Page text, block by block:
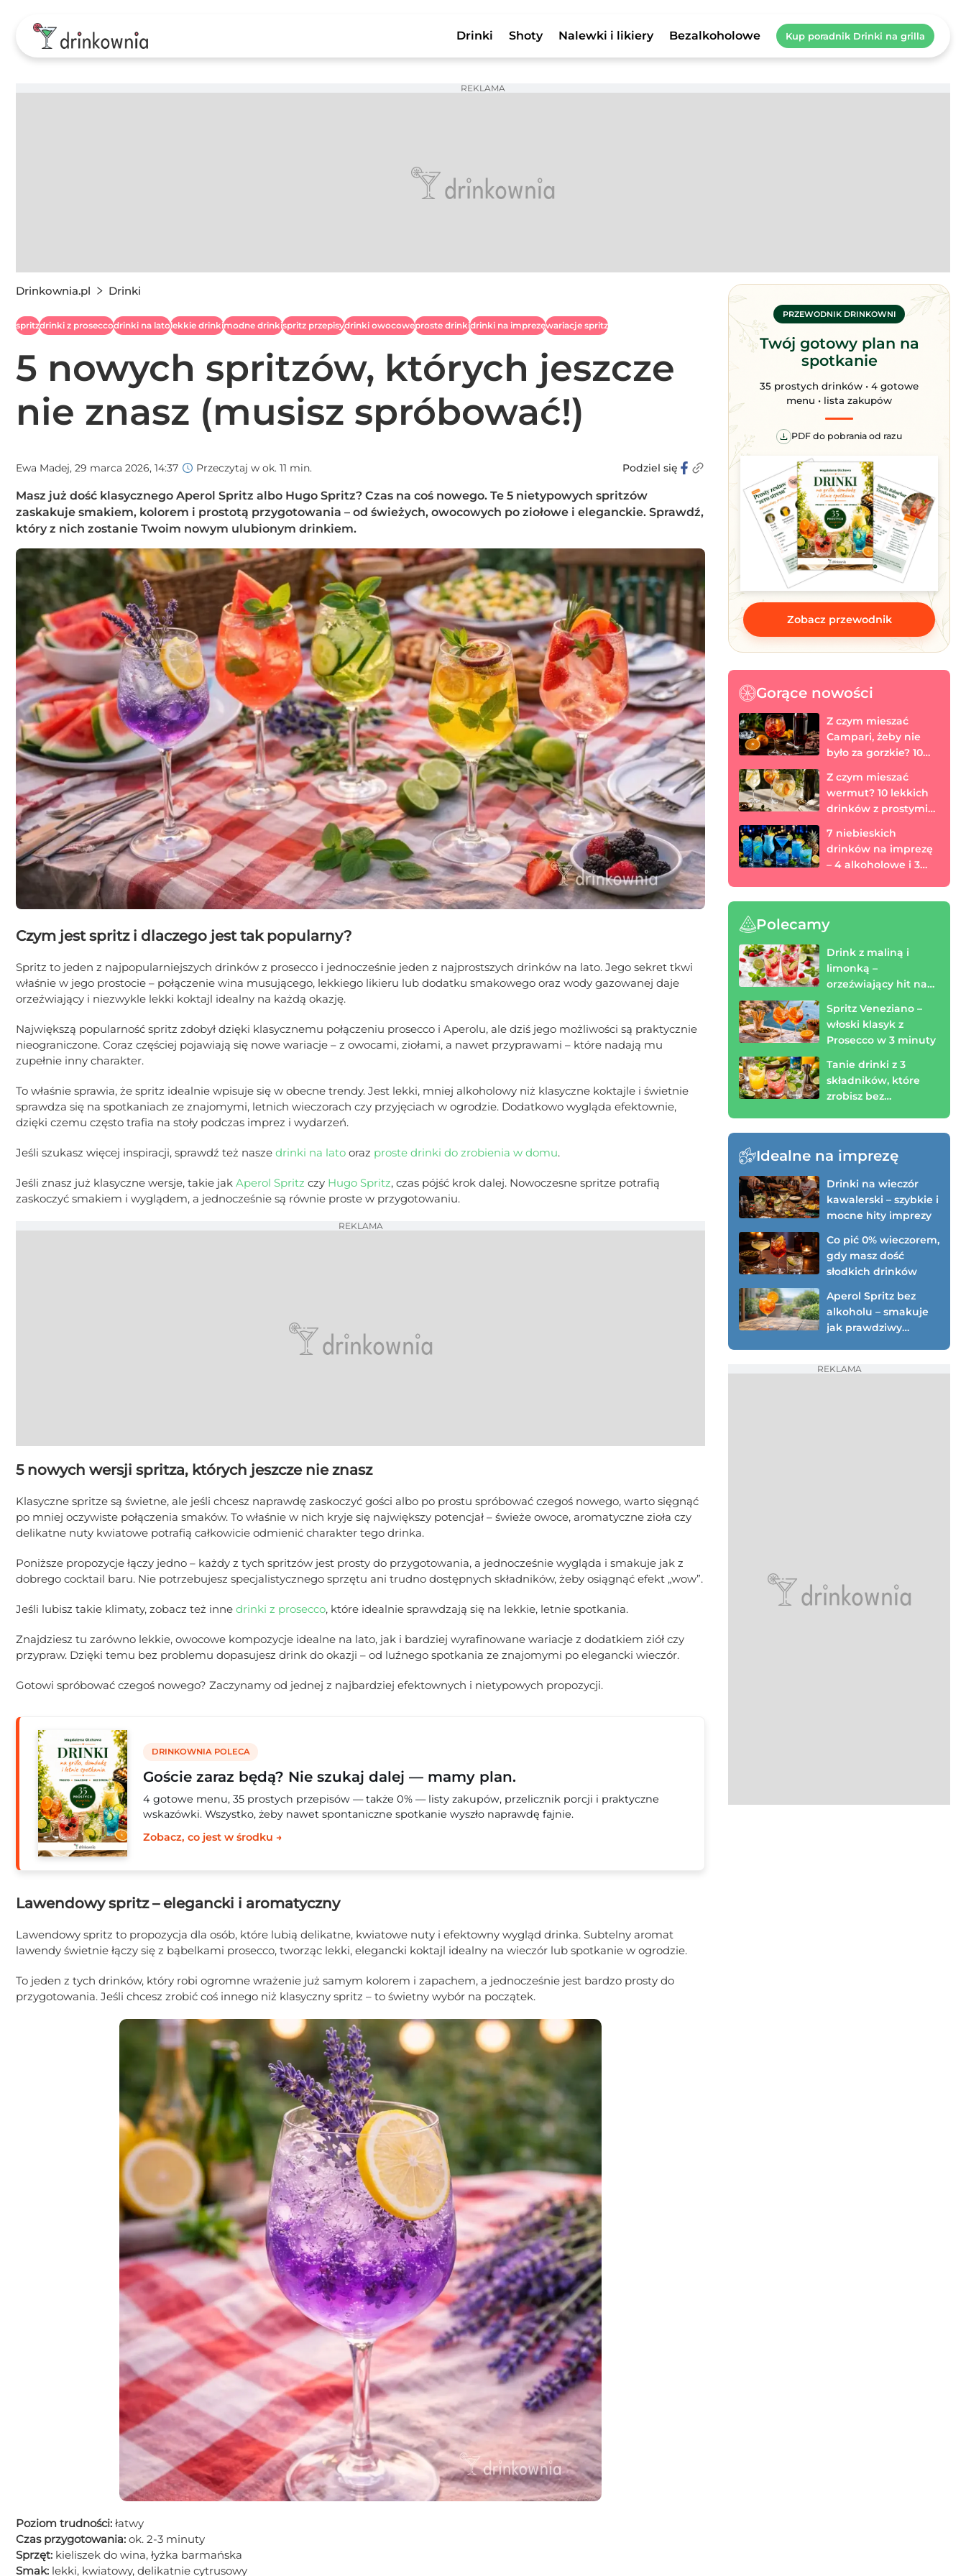
Drinki Shoty Nalewki i likiery Bezalkoholowe Kup poradnik Drinki na grilla
REKLAMA
Drinkownia.pl Drinki
spritzdrinki z proseccodrinki na latolekkie drinkimodne drinkispritz przepisydrinki owocoweproste drinkidrinki na imprezęwariacje spritz
5 nowych spritzów, których jeszcze
nie znasz (musisz spróbować!)
Ewa Madej, 29 marca 2026, 14:37 Przeczytaj w ok. 11 min. Podziel się
Masz już dość klasycznego Aperol Spritz albo Hugo Spritz? Czas na coś nowego. Te 5 nietypowych spritzów
zaskakuje smakiem, kolorem i prostotą przygotowania – od świeżych, owocowych po ziołowe i eleganckie. Sprawdź,
który z nich zostanie Twoim nowym ulubionym drinkiem.
Czym jest spritz i dlaczego jest tak popularny?
Spritz to jeden z najpopularniejszych drinków z prosecco i jednocześnie jeden z najprostszych drinków na lato. Jego sekret tkwi
właśnie w jego prostocie – połączenie wina musującego, lekkiego likieru lub dodatku smakowego oraz wody gazowanej daje
orzeźwiający i niezwykle lekki koktajl idealny na każdą okazję.
Największą popularność spritz zdobył dzięki klasycznemu połączeniu prosecco i Aperolu, ale dziś jego możliwości są praktycznie
nieograniczone. Coraz częściej pojawiają się nowe wariacje – z owocami, ziołami, a nawet przyprawami – które nadają mu
zupełnie inny charakter.
To właśnie sprawia, że spritz idealnie wpisuje się w obecne trendy. Jest lekki, mniej alkoholowy niż klasyczne koktajle i świetnie
sprawdza się na spotkaniach ze znajomymi, letnich wieczorach czy przyjęciach w ogrodzie. Dodatkowo wygląda efektownie,
dzięki czemu często trafia na stoły podczas imprez i wydarzeń.
Jeśli szukasz więcej inspiracji, sprawdź też nasze drinki na lato oraz proste drinki do zrobienia w domu.
Jeśli znasz już klasyczne wersje, takie jak Aperol Spritz czy Hugo Spritz, czas pójść krok dalej. Nowoczesne spritze potrafią
zaskoczyć smakiem i wyglądem, a jednocześnie są równie proste w przygotowaniu.
REKLAMA
5 nowych wersji spritza, których jeszcze nie znasz
Klasyczne spritze są świetne, ale jeśli chcesz naprawdę zaskoczyć gości albo po prostu spróbować czegoś nowego, warto sięgnąć
po mniej oczywiste połączenia smaków. To właśnie w nich kryje się największy potencjał – świeże owoce, aromatyczne zioła czy
delikatne nuty kwiatowe potrafią całkowicie odmienić charakter tego drinka.
Poniższe propozycje łączy jedno – każdy z tych spritzów jest prosty do przygotowania, a jednocześnie wygląda i smakuje jak z
dobrego cocktail baru. Nie potrzebujesz specjalistycznego sprzętu ani trudno dostępnych składników, żeby osiągnąć efekt „wow”.
Jeśli lubisz takie klimaty, zobacz też inne drinki z prosecco, które idealnie sprawdzają się na lekkie, letnie spotkania.
Znajdziesz tu zarówno lekkie, owocowe kompozycje idealne na lato, jak i bardziej wyrafinowane wariacje z dodatkiem ziół czy
przypraw. Dzięki temu bez problemu dopasujesz drink do okazji – od luźnego spotkania ze znajomymi po elegancki wieczór.
Gotowi spróbować czegoś nowego? Zaczynamy od jednej z najbardziej efektownych i nietypowych propozycji.
DRINKOWNIA POLECA
Goście zaraz będą? Nie szukaj dalej — mamy plan.
4 gotowe menu, 35 prostych przepisów — także 0% — listy zakupów, przelicznik porcji i praktyczne
wskazówki. Wszystko, żeby nawet spontaniczne spotkanie wyszło naprawdę fajnie.
Zobacz, co jest w środku →
Lawendowy spritz – elegancki i aromatyczny
Lawendowy spritz to propozycja dla osób, które lubią delikatne, kwiatowe nuty i efektowny wygląd drinka. Subtelny aromat
lawendy świetnie łączy się z bąbelkami prosecco, tworząc lekki, elegancki koktajl idealny na wieczór lub spotkanie w ogrodzie.
To jeden z tych drinków, który robi ogromne wrażenie już samym kolorem i zapachem, a jednocześnie jest bardzo prosty do
przygotowania. Jeśli chcesz zrobić coś innego niż klasyczny spritz – to świetny wybór na początek.
Poziom trudności: łatwy
Czas przygotowania: ok. 2-3 minuty
Sprzęt: kieliszek do wina, łyżka barmańska
Smak: lekki, kwiatowy, delikatnie cytrusowy
PRZEWODNIK DRINKOWNI
Twój gotowy plan na
spotkanie
35 prostych drinków • 4 gotowe
menu • lista zakupów
PDF do pobrania od razu
Zobacz przewodnik
Gorące nowości
Z czym mieszać
Campari, żeby nie
było za gorzkie? 10
Z czym mieszać
wermut? 10 lekkich
drinków z prostymi
7 niebieskich
drinków na imprezę
– 4 alkoholowe i 3
Polecamy
Drink z maliną i
limonką –
orzeźwiający hit na
minuty)
Spritz Veneziano –
włoski klasyk z
Prosecco w 3 minuty
Tanie drinki z 3
składników, które
zrobisz bez
Idealne na imprezę
Drinki na wieczór
kawalerski – szybkie i
mocne hity imprezy
Co pić 0% wieczorem,
gdy masz dość
słodkich drinków
Aperol Spritz bez
alkoholu – smakuje
jak prawdziwy
REKLAMA